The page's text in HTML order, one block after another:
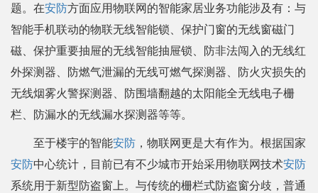
题。在安防方面应用物联网的智能家居业务功能涉及有：与
智能手机联动的物联无线智能锁、保护门窗的无线窗磁门
磁、保护重要抽屉的无线智能抽屉锁、防非法闯入的无线红
外探测器、防燃气泄漏的无线可燃气探测器、防火灾损失的
无线烟雾火警探测器、防围墙翻越的太阳能全无线电子栅
栏、防漏水的无线漏水探测器等等。
至于楼宇的智能安防 ，物联网更是大有作为。根据国家
安防中心统计，目前已有不少城市开始采用物联网技术安防
系统用于新型防盗窗上。与传统的栅栏式防盗窗分歧，普通